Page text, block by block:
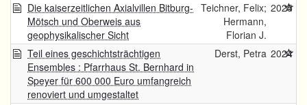
Die kaiserzeitlichen Axialvillen Bitburg-
Mötsch und Oberweis aus
geophysikalischer Sicht
Teichner, Felix;
Hermann,
Florian J.
2025
Teil eines geschichtsträchtigen
Ensembles : Pfarrhaus St. Bernhard in
Speyer für 600 000 Euro umfangreich
renoviert und umgestaltet
Derst, Petra 2024